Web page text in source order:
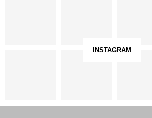
INSTAGRAM